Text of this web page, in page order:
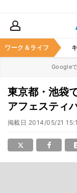
ワーク＆ライフ
Google
東京都・池袋
アフェスティ
掲載日 2014/05/21